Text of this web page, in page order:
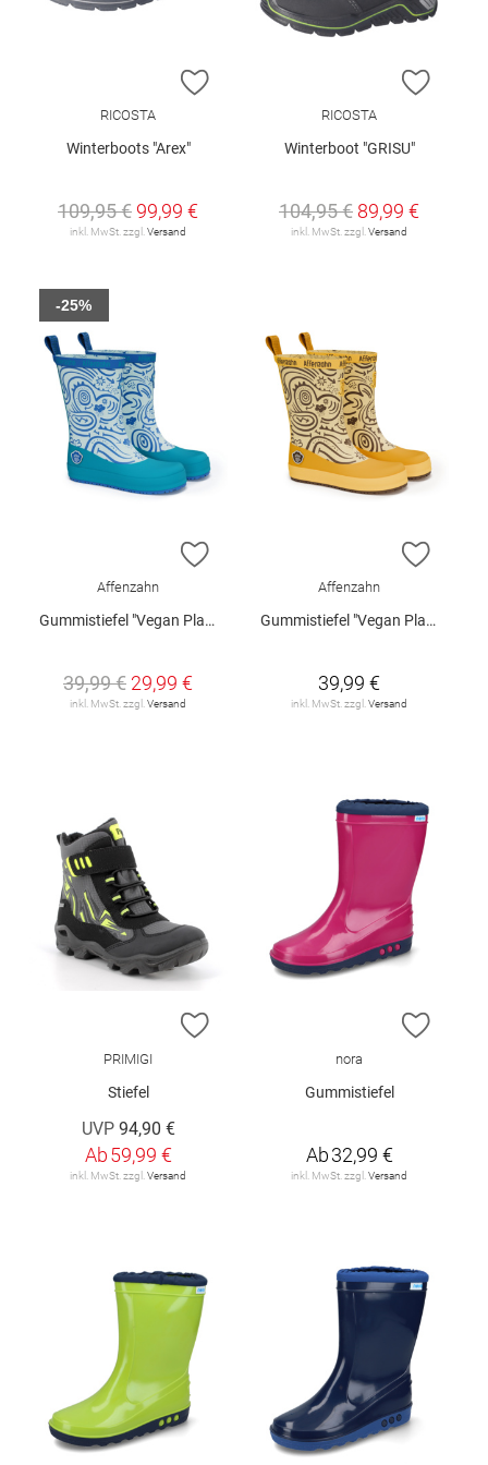
ZUR WUNSCHLISTE HINZUFÜGEN
RICOSTA
Winterboots "Arex"
109,95 € 99,99 €
inkl. MwSt. zzgl. Versand
ZUR
RICOSTA
Winterboot "GRISU"
104,95 € 89,99 €
inkl. MwSt. zzgl. Versand
ZUR WUNSCHLISTE HINZUFÜGEN
Affenzahn
Gummistiefel "Vegan Plashy"
39,99 € 29,99 €
inkl. MwSt. zzgl. Versand
-25%
ZUR
Affenzahn
Gummistiefel "Vegan Plashy"
39,99 €
inkl. MwSt. zzgl. Versand
ZUR WUNSCHLISTE HINZUFÜGEN
PRIMIGI
Stiefel
UVP 94,90 €
Ab59,99 €
inkl. MwSt. zzgl. Versand
ZUR
nora
Gummistiefel
Ab32,99 €
inkl. MwSt. zzgl. Versand